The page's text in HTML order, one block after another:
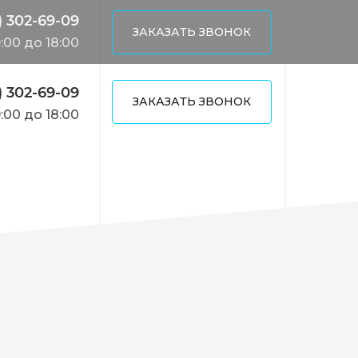
302-69-09
до 18:00
ЗАКАЗАТЬ ЗВОНОК
302-69-09
до 18:00
ЗАКАЗАТЬ ЗВОНОК